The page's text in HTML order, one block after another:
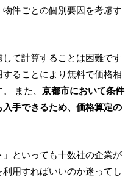
件ごとの個別要因を考慮す
て計算することは困難です
することにより無料で価格相
また、 京都市において条件
手できるため、価格算定の
」といっても十数社の企業が
用すればいいのか迷ってし